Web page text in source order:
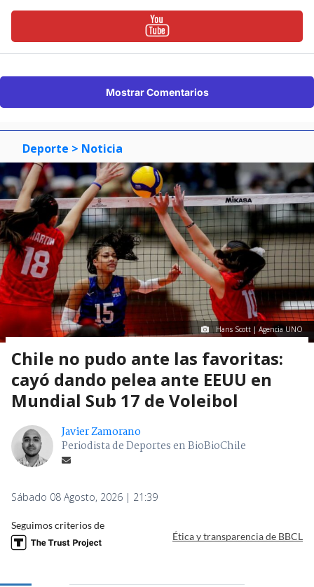
Mostrar Comentarios
Deporte > Noticia
Hans Scott | Agencia UNO
Chile no pudo ante las favoritas:
cayó dando pelea ante EEUU en
Mundial Sub 17 de Voleibol
Javier Zamorano
Periodista de Deportes en BioBioChile
Sábado 08 Agosto, 2026 | 21:39
Seguimos criterios de
Ética y transparencia de BBCL